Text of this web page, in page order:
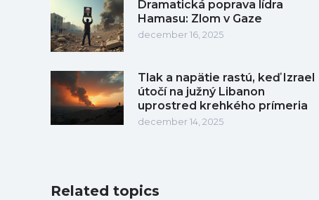
Dramatická poprava lídra
Hamasu: Zlom v Gaze
december 16, 2025
Tlak a napätie rastú, keď Izrael
útočí na južný Libanon
uprostred krehkého prímeria
december 14, 2025
Related topics